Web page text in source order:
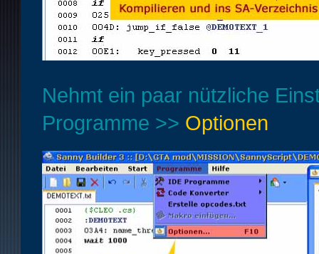
Nehmt ein paar nützliche
Programme >> Optionen